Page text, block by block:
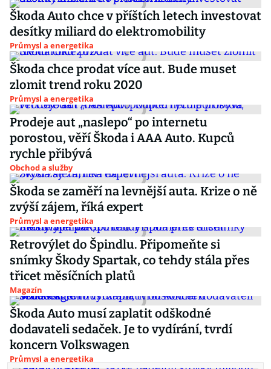
Škoda Auto chce v příštích letech investovat
desítky miliard do elektromobility
Průmysl a energetika
Škoda chce prodat více aut. Bude muset
zlomit trend roku 2020
Průmysl a energetika
Prodeje aut „naslepo“ po internetu
porostou, věří Škoda i AAA Auto. Kupců
rychle přibývá
Obchod a služby
Škoda se zaměří na levnější auta. Krize o ně
zvýší zájem, říká expert
Průmysl a energetika
Retrovýlet do Špindlu. Připomeňte si
snímky Škody Spartak, co tehdy stála přes
třicet měsíčních platů
Magazín
Škoda Auto musí zaplatit odškodné
dodavateli sedaček. Je to vydírání, tvrdí
koncern Volkswagen
Průmysl a energetika